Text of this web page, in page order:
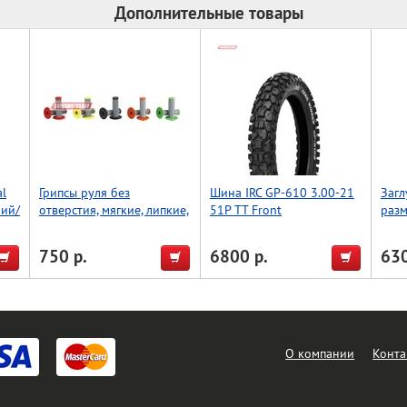
Дополнительные товары
Грипсы руля без
отверстия, мягкие, липкие,
750 р.
Шина IRC GP-610 3.00-21
51P TT Front
6800 р.
О компании